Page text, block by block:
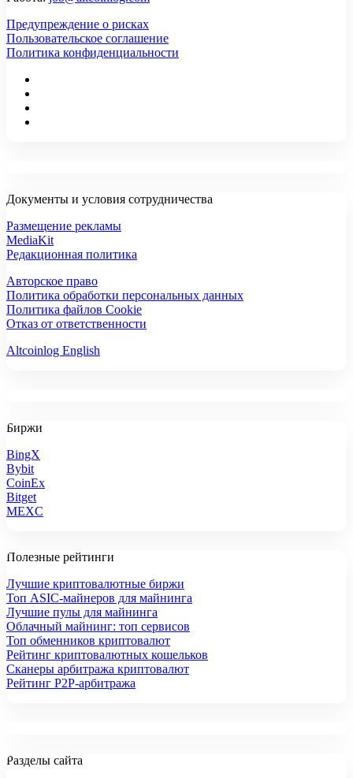
Предупреждение о рисках
Пользовательское соглашение
Политика конфиденциальности
Документы и условия сотрудничества
Размещение рекламы
MediaKit
Редакционная политика
Авторское право
Политика обработки персональных данных
Политика файлов Cookie
Отказ от ответственности
Altcoinlog English
Биржи
BingX
Bybit
CoinEx
Bitget
MEXC
Полезные рейтинги
Лучшие криптовалютные биржи
Топ ASIC-майнеров для майнинга
Лучшие пулы для майнинга
Облачный майнинг: топ сервисов
Топ обменников криптовалют
Рейтинг криптовалютных кошельков
Сканеры арбитража криптовалют
Рейтинг P2P-арбитража
Разделы сайта